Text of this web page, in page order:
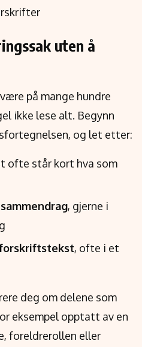
uten å
på mange hundre
ikke lese alt. Begynn
og let etter:
ofte står kort hva som
, gjerne i
, ofte i et
deg om delene som
eksempel opptatt av en
foreldrerollen eller